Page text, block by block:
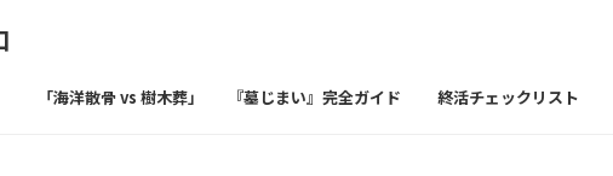
「海洋散骨 vs 樹木葬」 『墓じまい』完全ガイド 終活チェックリスト